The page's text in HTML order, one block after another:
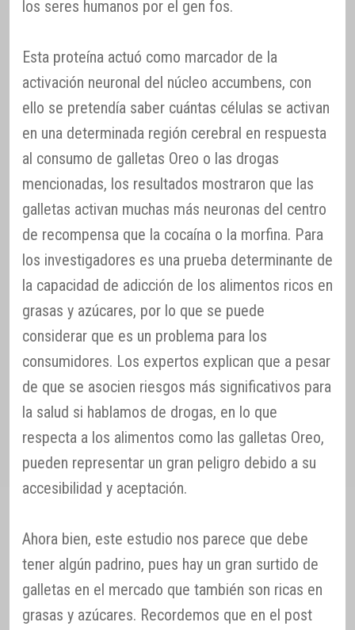
los seres humanos por el gen fos.
Esta proteína actuó como marcador de la
activación neuronal del núcleo accumbens, con
ello se pretendía saber cuántas células se activan
en una determinada región cerebral en respuesta
al consumo de galletas Oreo o las drogas
mencionadas, los resultados mostraron que las
galletas activan muchas más neuronas del centro
de recompensa que la cocaína o la morfina. Para
los investigadores es una prueba determinante de
la capacidad de adicción de los alimentos ricos en
grasas y azúcares, por lo que se puede
considerar que es un problema para los
consumidores. Los expertos explican que a pesar
de que se asocien riesgos más significativos para
la salud si hablamos de drogas, en lo que
respecta a los alimentos como las galletas Oreo,
pueden representar un gran peligro debido a su
accesibilidad y aceptación.
Ahora bien, este estudio nos parece que debe
tener algún padrino, pues hay un gran surtido de
galletas en el mercado que también son ricas en
grasas y azúcares. Recordemos que en el post